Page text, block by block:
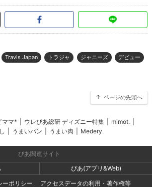
Travis Japan トラジャ ジャニーズ デビュー
ページの先頭へ
ママ* ウレぴあ総研 ディズニー特集 mimot.
うまいパン うまい肉 Medery.
ぴあ関連サイト
ぴあ(アプリ&Web)
ーポリシー アクセスデータの利用・著作権等